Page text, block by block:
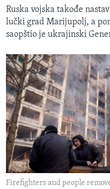
Ruska vojska takođe
lučki grad Marijupolj, a
saopštio je ukrajinski
Firefighters and people